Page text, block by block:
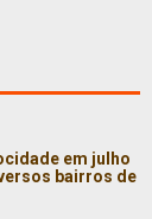
em julho
bairros de